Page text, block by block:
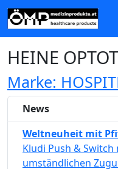
HEINE
Marke:
News
Weltneuheit mit
Kludi Push &
umständlichen